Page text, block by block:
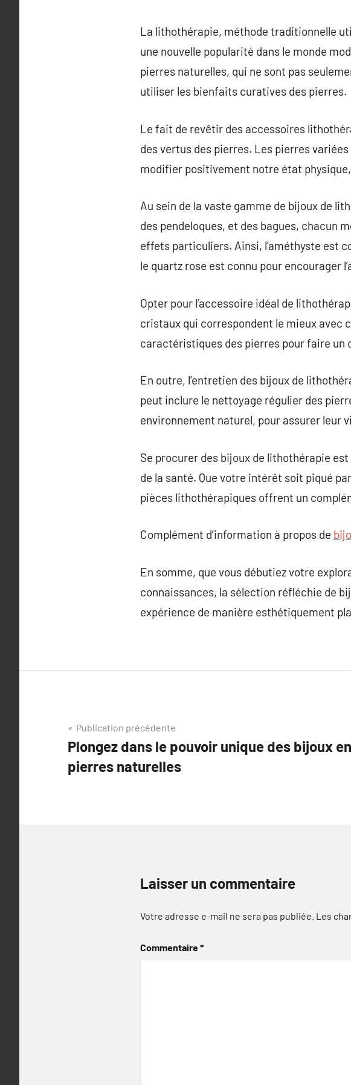
La lithothérapie, méthode traditionnelle
une nouvelle popularité dans le monde
pierres naturelles, qui ne sont pas
utiliser les bienfaits curatives des pierres.
Le fait de revêtir des accessoires
des vertus des pierres. Les pierres
modifier positivement notre état physique,
Au sein de la vaste gamme de bijoux de
des pendeloques, et des bagues, chacun
effets particuliers. Ainsi, l’améthyste est
le quartz rose est connu pour encourager
Opter pour l’accessoire idéal de
cristaux qui correspondent le mieux avec
caractéristiques des pierres pour faire un
En outre, l’entretien des bijoux de
peut inclure le nettoyage régulier des
environnement naturel, pour assurer leur
Se procurer des bijoux de lithothérapie
de la santé. Que votre intérêt soit piqué
pièces lithothérapiques offrent un
Complément d’information à propos de
En somme, que vous débutiez votre
connaissances, la sélection réfléchie de
expérience de manière esthétiquement
Navigation
de
l’article
Publication précédente
Plongez dans le pouvoir unique des bijoux en
pierres naturelles
Laisser un commentaire
Votre adresse e-mail ne sera pas publiée. Les
Commentaire*